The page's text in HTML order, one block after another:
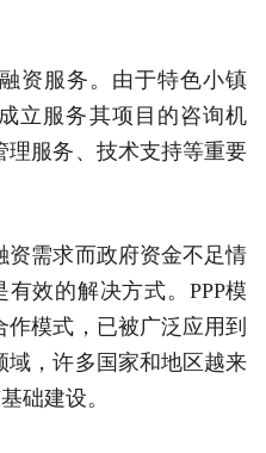
资服务。由于特色小镇
立服务其项目的咨询机
理服务、技术支持等重要
资需求而政府资金不足情
有效的解决方式。PPP模
模式，已被广泛应用到
域，许多国家和地区越来
础建设。